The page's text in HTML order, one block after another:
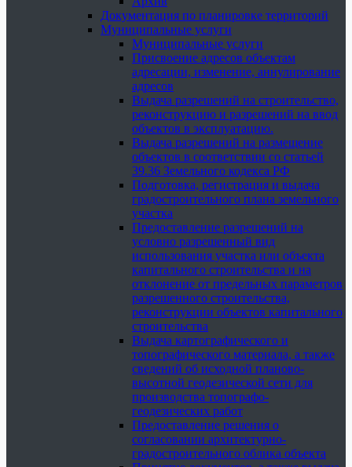
Документация по планировке территорий
Муниципальные услуги
Муниципальные услуги
Присвоение адресов объектам
адресации, изменение, аннулирование
адресов
Выдача разрешений на строительство,
реконструкцию и разрешений на ввод
объектов в эксплуатацию.
Выдача разрешений на размещение
объектов в соответствии со статьей
39.36 Земельного кодекса РФ
Подготовка, регистрация и выдача
градостроительного плана земельного
участка
Предоставление разрешений на
условно разрешенный вид
использования участка или объекта
капитального строительства и на
отклонение от предельных параметров
разрешенного строительства,
реконструкции объектов капитального
строительства
Выдача картографического и
топографического материала, а также
сведений об исходной планово-
высотной геодезической сети для
производства топографо-
геодезических работ
Предоставление решения о
согласовании архитектурно-
градостроительного облика объекта